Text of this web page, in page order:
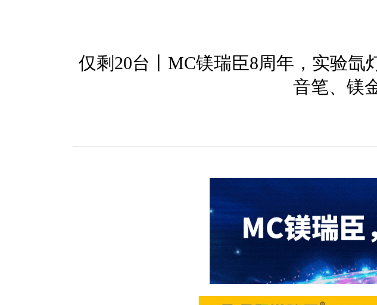
仅剩20台丨MC镁瑞臣8周年，实验氙
音笔、镁